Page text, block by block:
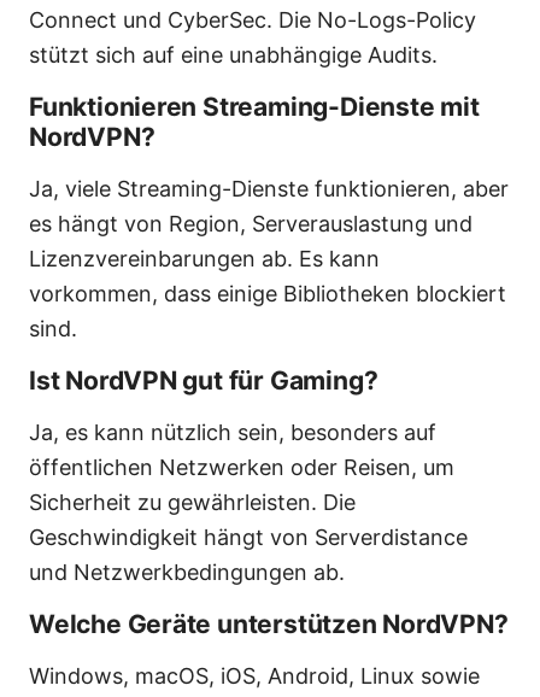
Connect und CyberSec. Die No-Logs-Policy
stützt sich auf eine unabhängige Audits.
Funktionieren Streaming-Dienste mit
NordVPN?
Ja, viele Streaming-Dienste funktionieren, aber
es hängt von Region, Serverauslastung und
Lizenzvereinbarungen ab. Es kann
vorkommen, dass einige Bibliotheken blockiert
sind.
Ist NordVPN gut für Gaming?
Ja, es kann nützlich sein, besonders auf
öffentlichen Netzwerken oder Reisen, um
Sicherheit zu gewährleisten. Die
Geschwindigkeit hängt von Serverdistance
und Netzwerkbedingungen ab.
Welche Geräte unterstützen NordVPN?
Windows, macOS, iOS, Android, Linux sowie